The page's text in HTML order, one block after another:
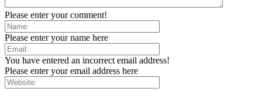
Please enter your comment!
Please enter your name here
You have entered an incorrect email address!
Please enter your email address here